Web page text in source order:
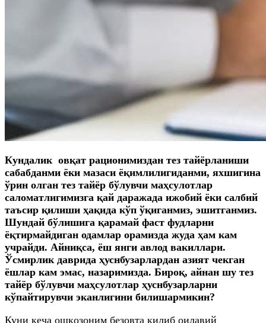
Кундалик овқат рационимиздан тез тайёрланиши
сабабданми ёки мазаси ёқимлилигиданми, яхшигина
ўрин олган тез тайёр бўлувчи маҳсулотлар
саломатлигимизга қай даражада ижобий ёки салбий
таъсир қилиши ҳақида кўп ўқиганмиз, эшитганмиз.
Шундай бўлишига қарамай фаст фудларни
ёқтирмайдиган одамлар орамизда жуда ҳам кам
учрайди. Айниқса, ёш янги авлод вакиллари.
Ўсмирлик даврида ҳуснбузарлардан азият чекган
ёшлар кам эмас, назаримизда. Бироқ, айнан шу тез
тайёр бўлувчи маҳсулотлар ҳуснбузарларни
кўпайтирувчи эканлигини билишармикин?
Куни кеча ошқозоним безовта қилиб оилавий